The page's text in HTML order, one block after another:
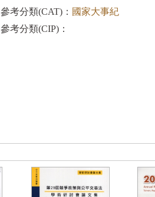
參考分類(CAT)： 國家大事紀
參考分類(CIP)：